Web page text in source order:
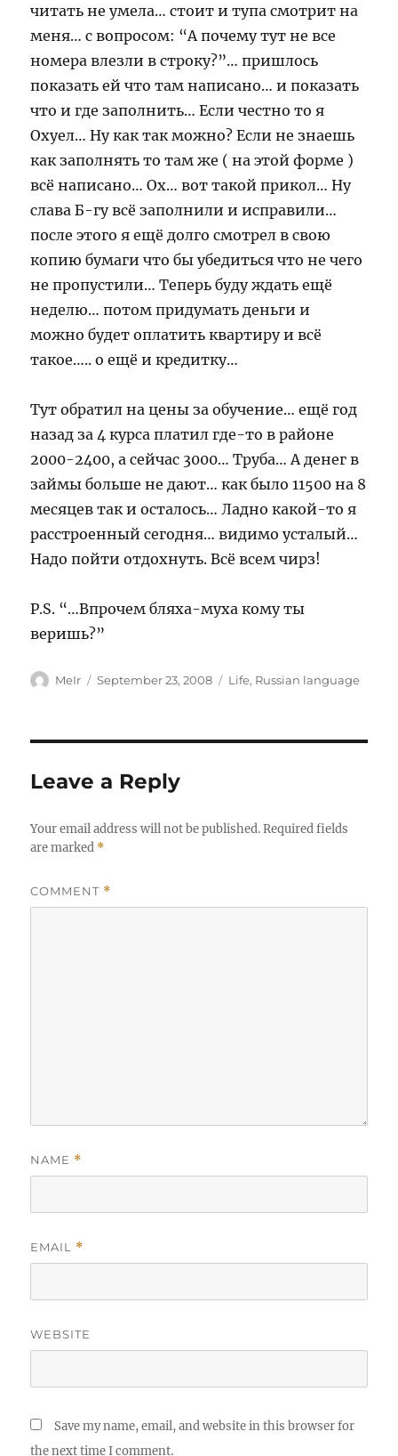
читать не умела… стоит и тупа смотрит на
меня… с вопросом: “А почему тут не все
номера влезли в строку?”… пришлось
показать ей что там написано… и показать
что и где заполнить… Если честно то я
Охуел… Ну как так можно? Если не знаешь
как заполнять то там же ( на этой форме )
всё написано… Ох… вот такой прикол… Ну
слава Б-гу всё заполнили и исправили…
после этого я ещё долго смотрел в свою
копию бумаги что бы убедиться что не чего
не пропустили… Теперь буду ждать ещё
неделю… потом придумать деньги и
можно будет оплатить квартиру и всё
такое….. о ещё и кредитку…
Тут обратил на цены за обучение… ещё год
назад за 4 курса платил где-то в районе
2000-2400, а сейчас 3000… Труба… А денег в
займы больше не дают… как было 11500 на 8
месяцев так и осталось… Ладно какой-то я
расстроенный сегодня… видимо усталый…
Надо пойти отдохнуть. Всё всем чирз!
P.S. “…Впрочем бляха-муха кому ты
веришь?”
Author
MeIr
Posted
September 23, 2008 Categories
Life, Russian language
Leave a Reply
Your email address will not be published. Required fields
are marked *
COMMENT *
NAME *
EMAIL *
WEBSITE
Save my name, email, and website in this browser for
the next time I comment.